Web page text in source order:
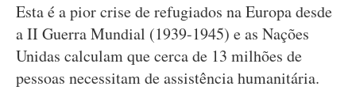
Esta é a pior crise de refugiados na Europa desde
a II Guerra Mundial (1939-1945) e as Nações
Unidas calculam que cerca de 13 milhões de
pessoas necessitam de assistência humanitária.